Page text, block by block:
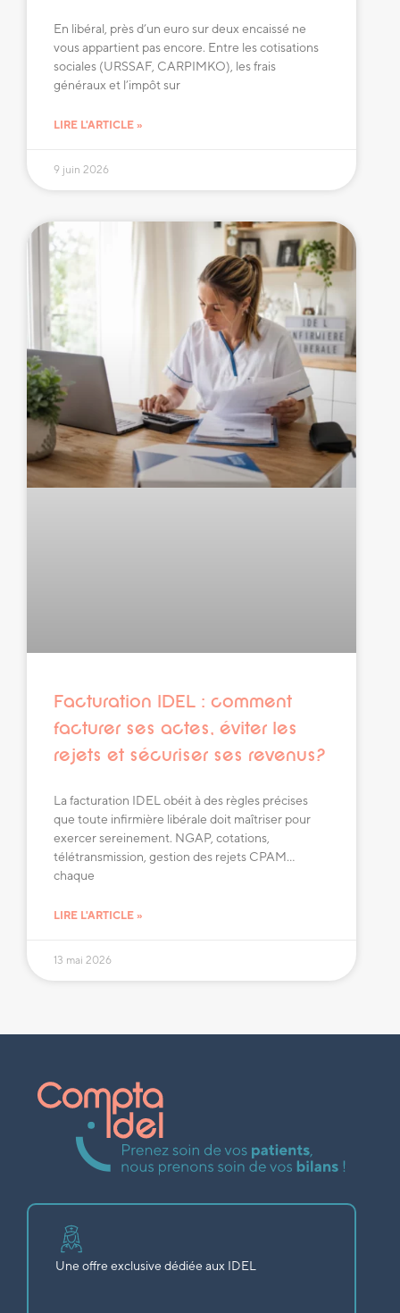
En libéral, près d’un euro sur deux encaissé ne
vous appartient pas encore. Entre les cotisations
sociales (URSSAF, CARPIMKO), les frais
généraux et l’impôt sur
LIRE L'ARTICLE »
9 juin 2026
Facturation IDEL : comment
facturer ses actes, éviter les
rejets et sécuriser ses revenus?
La facturation IDEL obéit à des règles précises
que toute infirmière libérale doit maîtriser pour
exercer sereinement. NGAP, cotations,
télétransmission, gestion des rejets CPAM…
chaque
LIRE L'ARTICLE »
13 mai 2026
Une offre exclusive dédiée aux IDEL